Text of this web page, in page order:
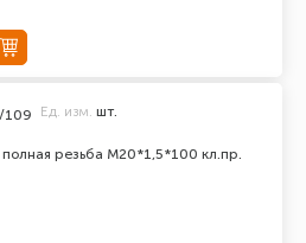
резьба M20*1,5*100 кл.пр.
109 Ед. изм. шт.